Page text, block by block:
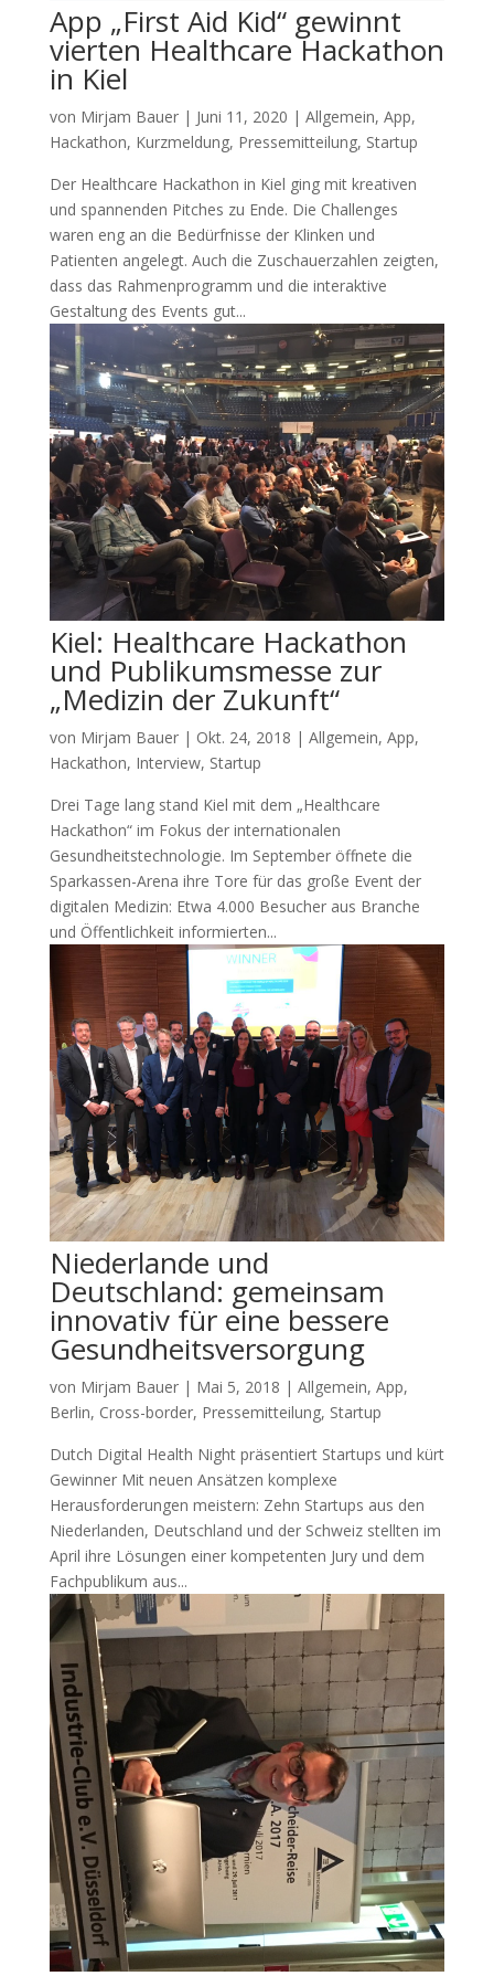
App „First Aid Kid“ gewinnt
vierten Healthcare Hackathon
in Kiel
von Mirjam Bauer| Juni 11, 2020 | Allgemein, App,
Hackathon, Kurzmeldung, Pressemitteilung, Startup
Der Healthcare Hackathon in Kiel ging mit kreativen
und spannenden Pitches zu Ende. Die Challenges
waren eng an die Bedürfnisse der Klinken und
Patienten angelegt. Auch die Zuschauerzahlen zeigten,
dass das Rahmenprogramm und die interaktive
Gestaltung des Events gut...
Kiel: Healthcare Hackathon
und Publikumsmesse zur
„Medizin der Zukunft“
von Mirjam Bauer| Okt. 24, 2018 | Allgemein, App,
Hackathon, Interview, Startup
Drei Tage lang stand Kiel mit dem „Healthcare
Hackathon“ im Fokus der internationalen
Gesundheitstechnologie. Im September öffnete die
Sparkassen-Arena ihre Tore für das große Event der
digitalen Medizin: Etwa 4.000 Besucher aus Branche
und Öffentlichkeit informierten...
Niederlande und
Deutschland: gemeinsam
innovativ für eine bessere
Gesundheitsversorgung
von Mirjam Bauer| Mai 5, 2018 | Allgemein, App,
Berlin, Cross-border, Pressemitteilung, Startup
Dutch Digital Health Night präsentiert Startups und kürt
Gewinner Mit neuen Ansätzen komplexe
Herausforderungen meistern: Zehn Startups aus den
Niederlanden, Deutschland und der Schweiz stellten im
April ihre Lösungen einer kompetenten Jury und dem
Fachpublikum aus...